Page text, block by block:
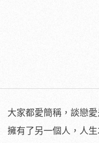
大家都愛簡稱，談戀
擁有了另一個人，人